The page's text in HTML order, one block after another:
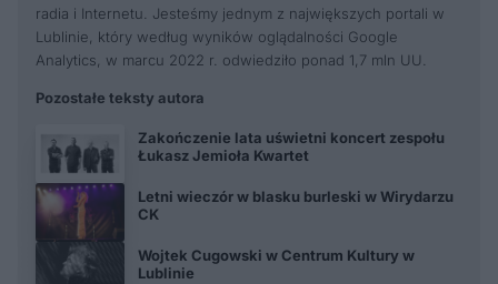
radia i Internetu. Jesteśmy jednym z największych portali w
Lublinie, który według wyników oglądalności Google
Analytics, w marcu 2022 r. odwiedziło ponad 1,7 mln UU.
Pozostałe teksty autora
Zakończenie lata uświetni koncert zespołu
Łukasz Jemioła Kwartet
Letni wieczór w blasku burleski w Wirydarzu
CK
Wojtek Cugowski w Centrum Kultury w
Lublinie